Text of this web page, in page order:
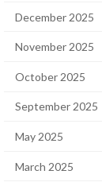
December 2025
November 2025
October 2025
September 2025
May 2025
March 2025